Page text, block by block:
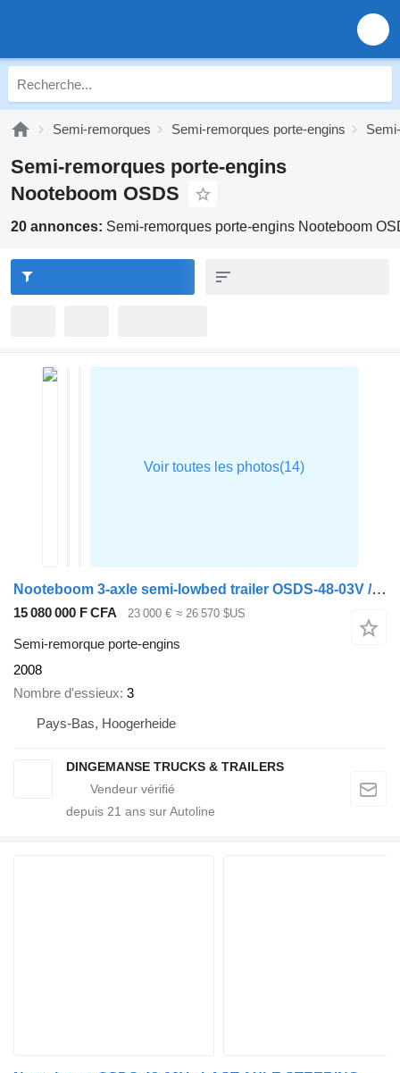
Semi-remorques Semi-remorques porte-engins
Semi-remorques porte-engins
Nooteboom OSDS
20 annonces: Semi-remorques porte-engins Nooteboom
Nooteboom 3-axle semi-lowbed trailer OSDS-48-03V / ext. 15 m
15 080 000 F CFA 23 000 € ≈ 26 570 $US
Semi-remorque porte-engins
2008
Nombre d'essieux 3
Pays-Bas, Hoogerheide
DINGEMANSE TRUCKS & TRAILERS
depuis 21 ans sur Autoline